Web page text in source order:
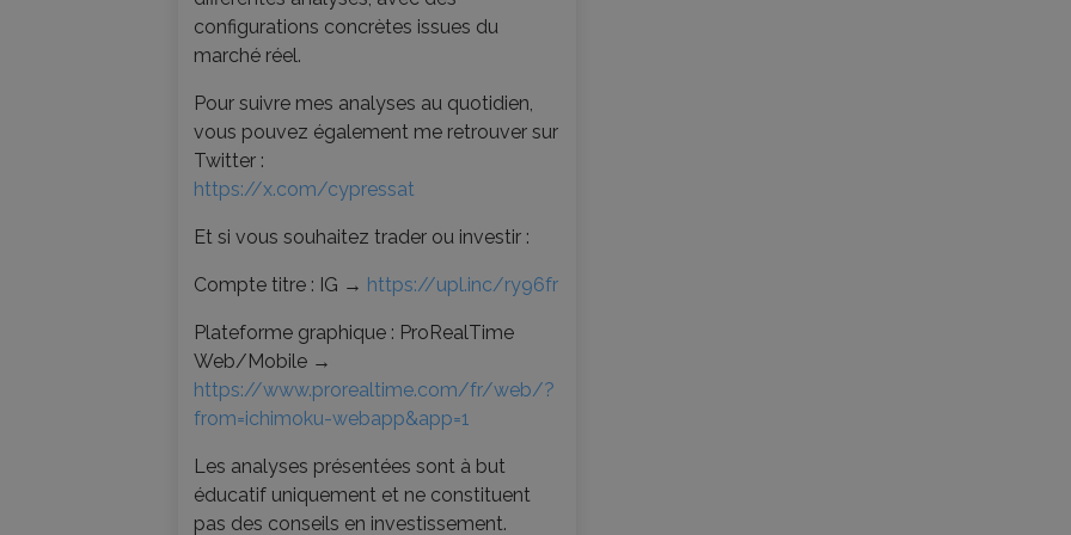
configurations concrètes issues du
marché réel.
Pour suivre mes analyses au quotidien,
vous pouvez également me retrouver sur
Twitter :
https://x.com/cypressat
Et si vous souhaitez trader ou investir :
Compte titre : IG → https://upl.inc/ry96fr
Plateforme graphique : ProRealTime
Web/Mobile →
https://www.prorealtime.com/fr/web/?
from=ichimoku-webapp&app=1
Les analyses présentées sont à but
éducatif uniquement et ne constituent
pas des conseils en investissement.